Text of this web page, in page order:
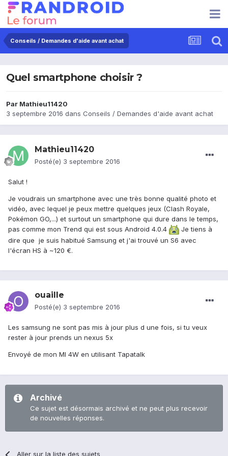
Conseils / Demandes d'aide avant achat
Quel smartphone choisir ?
Par Mathieu11420
3 septembre 2016 dans Conseils / Demandes d'aide avant achat
Mathieu11420
Posté(e) 3 septembre 2016
Salut !
Je voudrais un smartphone avec une très bonne qualité photo et
vidéo, avec lequel je peux mettre quelques jeux (Clash Royale,
Pokémon GO,...) et surtout un smartphone qui dure dans le temps,
pas comme mon Trend qui est sous Android 4.0.4
Je tiens à
dire que je suis habitué Samsung et j'ai trouvé un S6 avec
l'écran HS à ~120 €.
ouaille
Posté(e) 3 septembre 2016
Les samsung ne sont pas mis à jour plus d une fois, si tu veux
rester à jour prends un nexus 5x
Envoyé de mon MI 4W en utilisant Tapatalk
Archivé
Ce sujet est désormais archivé et ne peut plus recevoir
de nouvelles réponses.
Aller sur la liste des sujets